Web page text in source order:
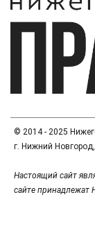
© 2014 - 2025
г. Нижний
Настоящий сайт
сайте